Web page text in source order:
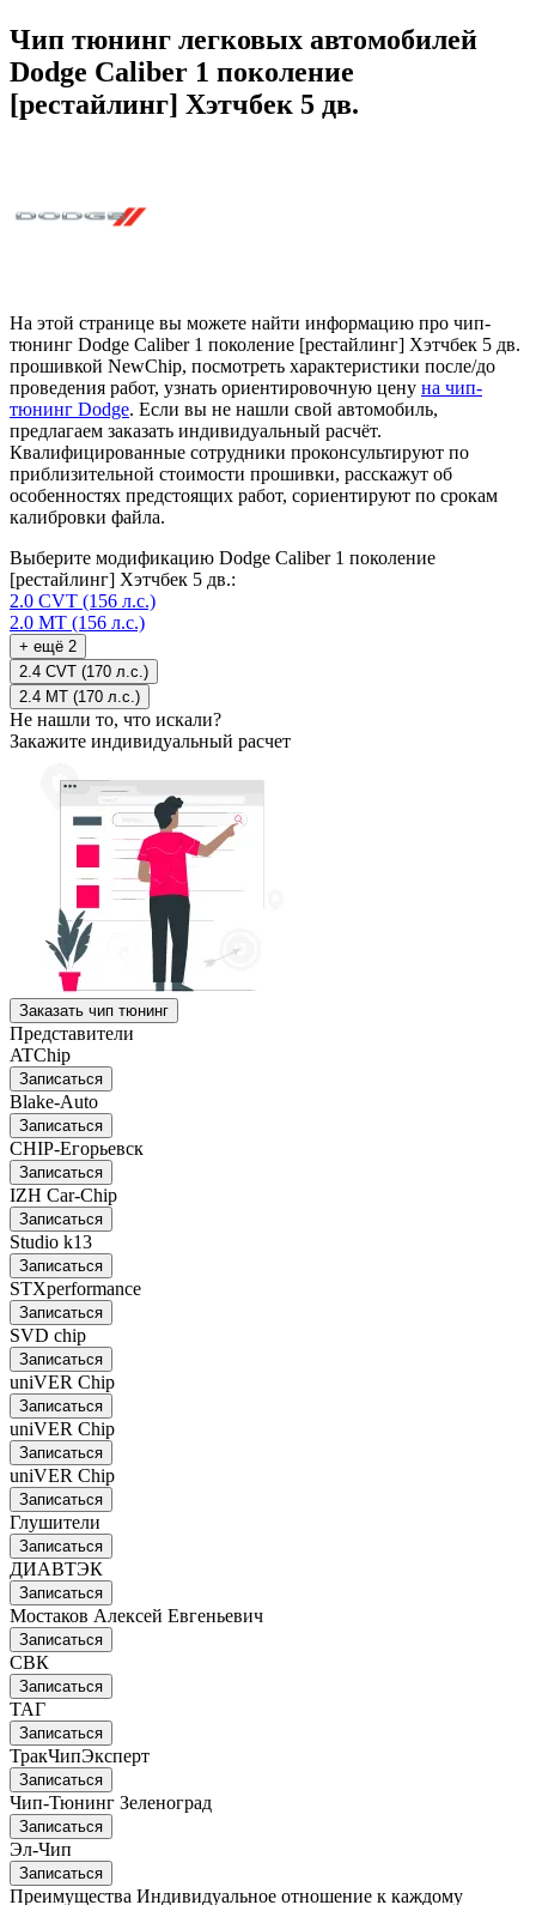
Чип тюнинг легковых автомобилей
Dodge Caliber 1 поколение
[рестайлинг] Хэтчбек 5 дв.
На этой странице вы можете найти информацию про чип-
тюнинг Dodge Caliber 1 поколение [рестайлинг] Хэтчбек 5 дв.
прошивкой NewChip, посмотреть характеристики после/до
проведения работ, узнать ориентировочную цену на чип-
тюнинг Dodge. Если вы не нашли свой автомобиль,
предлагаем заказать индивидуальный расчёт.
Квалифицированные сотрудники проконсультируют по
приблизительной стоимости прошивки, расскажут об
особенностях предстоящих работ, сориентируют по срокам
калибровки файла.
Выберите модификацию Dodge Caliber 1 поколение
[рестайлинг] Хэтчбек 5 дв.:
2.0 CVT (156 л.с.)
2.0 MT (156 л.с.)
+ ещё 2
2.4 CVT (170 л.с.)
2.4 MT (170 л.с.)
Не нашли то, что искали?
Закажите индивидуальный расчет
Заказать чип тюнинг
Представители
ATChip
Записаться
Blake-Auto
Записаться
CHIP-Егорьевск
Записаться
IZH Car-Chip
Записаться
Studio k13
Записаться
STXperformance
Записаться
SVD chip
Записаться
uniVER Chip
Записаться
uniVER Chip
Записаться
uniVER Chip
Записаться
Глушители
Записаться
ДИАВТЭК
Записаться
Мостаков Алексей Евгеньевич
Записаться
СВК
Записаться
ТАГ
Записаться
ТракЧипЭксперт
Записаться
Чип-Тюнинг Зеленоград
Записаться
Эл-Чип
Записаться
Преимущества Индивидуальное отношение к каждому